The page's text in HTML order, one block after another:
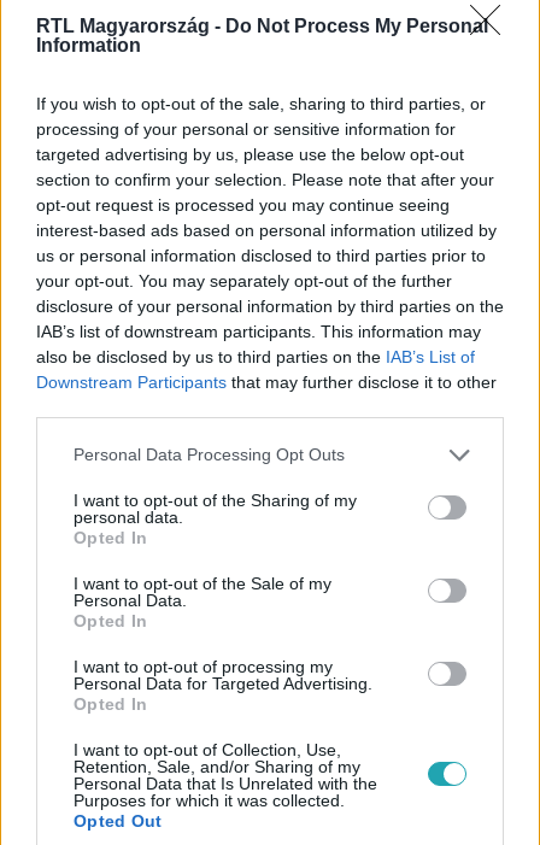
RTL Magyarország - Do Not Process My Personal
Information
If you wish to opt-out of the sale, sharing to third parties, or
processing of your personal or sensitive information for
targeted advertising by us, please use the below opt-out
section to confirm your selection. Please note that after your
opt-out request is processed you may continue seeing
interest-based ads based on personal information utilized by
us or personal information disclosed to third parties prior to
your opt-out. You may separately opt-out of the further
disclosure of your personal information by third parties on the
IAB’s list of downstream participants. This information may
also be disclosed by us to third parties on the IAB’s List of
Downstream Participants that may further disclose it to other
Please note that this website/app uses one or more Google
not limited to your visit or usage behaviour. You may click to
grant or deny consent to Google and its third-party tags to
use your data for below specified purposes in below Google
consent section.
Personal Data Processing Opt Outs
I want to opt-out of the Sharing of my
personal data.
Opted In
I want to opt-out of the Sale of my
Personal Data.
Opted In
I want to opt-out of processing my
Personal Data for Targeted Advertising.
Opted In
I want to opt-out of Collection, Use,
Retention, Sale, and/or Sharing of my
Personal Data that Is Unrelated with the
Purposes for which it was collected.
Opted Out
2017. augusztus 17. 7:00
Szeptember 4-én indul a Konyhafőnök Junior
legújabb évada az RTLII-n!
Az első évad sikere után szeptember 4-én indul az RTLII-
n a Konyhafőnök Junior második évada. Az ország egyik
legnagyobb főzőshowjában az apróságok kapnak esélyt
arra, hogy bebizonyíthassák: kortól függetlenül is lehet
valakiből profi szakács. Mindezt rengeteg jókedvvel,
gyermeki huncutsággal és nagy adag vidámsággal
0:30
2017. február 10. 16:35
Már nemcsak a felnőttek késélre menő küzdelmét
láthatják a gasztronómia szerelmesei, hanem a
legkisebbek harcát is. Az RTLII-n jelentkező A